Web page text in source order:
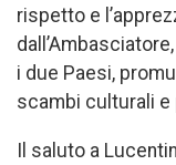
rispetto e
i due Paesi,
scambi culturali
Il saluto a